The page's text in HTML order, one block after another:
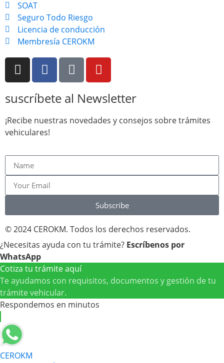
SOAT
Seguro Todo Riesgo
Licencia de conducción
Membresía CEROKM
suscríbete al Newsletter
¡Recibe nuestras novedades y consejos sobre trámites
vehiculares!
Subscribe
© 2024 CEROKM. Todos los derechos reservados.
¿Necesitas ayuda con tu trámite? Escríbenos por
WhatsApp
Cotiza tu trámite aquí
Te ayudamos con requisitos, documentos y gestión de tu
trámite vehicular.
Respondemos en minutos
CEROKM